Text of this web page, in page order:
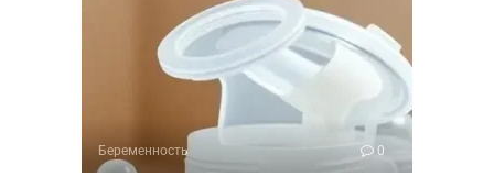
Беременность 0